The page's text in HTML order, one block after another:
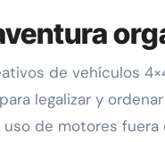
de vehículos
legalizar y
de motores fuera